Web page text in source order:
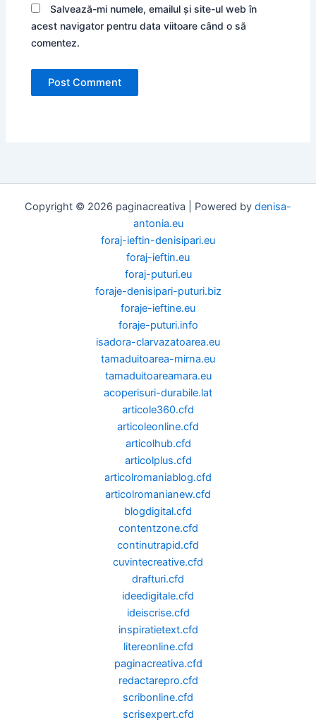
Salvează-mi numele, emailul și site-ul web în
acest navigator pentru data viitoare când o să
comentez.
Copyright © 2026 paginacreativa | Powered by denisa-
antonia.eu
foraj-ieftin-denisipari.eu
foraj-ieftin.eu
foraj-puturi.eu
foraje-denisipari-puturi.biz
foraje-ieftine.eu
foraje-puturi.info
isadora-clarvazatoarea.eu
tamaduitoarea-mirna.eu
tamaduitoareamara.eu
acoperisuri-durabile.lat
articole360.cfd
articoleonline.cfd
articolhub.cfd
articolplus.cfd
articolromaniablog.cfd
articolromanianew.cfd
blogdigital.cfd
contentzone.cfd
continutrapid.cfd
cuvintecreative.cfd
drafturi.cfd
ideedigitale.cfd
ideiscrise.cfd
inspiratietext.cfd
litereonline.cfd
paginacreativa.cfd
redactarepro.cfd
scribonline.cfd
scrisexpert.cfd